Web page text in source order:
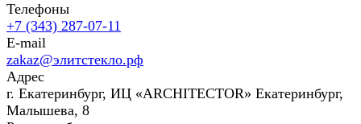
Телефоны
+7 (343) 287-07-11
E-mail
zakaz@элитстекло.рф
Адрес
г. Екатеринбург, ИЦ «ARCHITECTOR» Екатеринбург,
Малышева, 8